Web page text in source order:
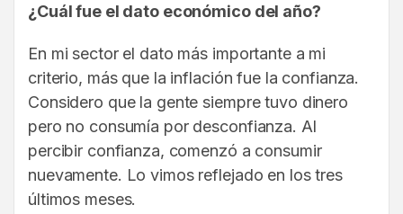
¿Cuál fue el dato económico del año?
En mi sector el dato más importante a mi
criterio, más que la inflación fue la confianza.
Considero que la gente siempre tuvo dinero
pero no consumía por desconfianza. Al
percibir confianza, comenzó a consumir
nuevamente. Lo vimos reflejado en los tres
últimos meses.